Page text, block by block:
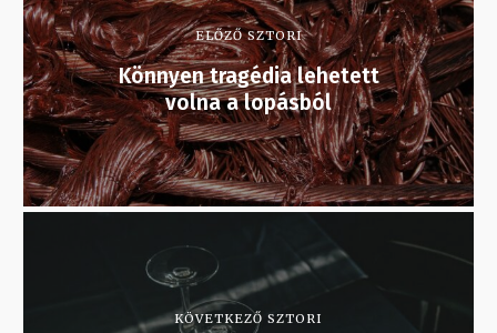
ELŐZŐ SZTORI
Könnyen tragédia lehetett
volna a lopásból
KÖVETKEZŐ SZTORI